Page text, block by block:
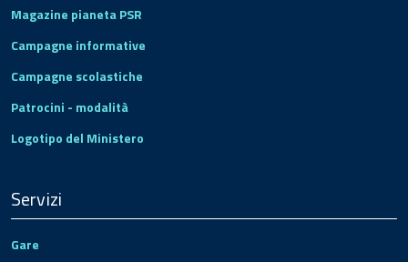
Magazine pianeta PSR
Campagne informative
Campagne scolastiche
Patrocini - modalità
Logotipo del Ministero
Servizi
Gare